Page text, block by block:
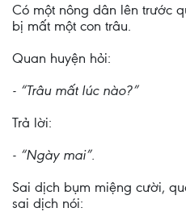
Có một nông dân lên trước
bị mất một con trâu.
Quan huyện hỏi:
- “Trâu mất lúc nào?”
Trả lời:
- “Ngày mai”.
Sai dịch bụm miệng cười,
sai dịch nói: